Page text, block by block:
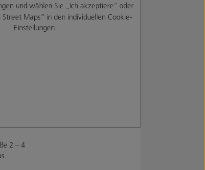
und wählen Sie „Ich akzeptiere“ oder
Maps“ in den individuellen Cookie-
Einstellungen.
2 – 4